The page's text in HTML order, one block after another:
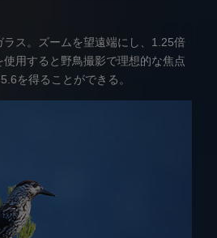
ス。ズームを望遠端にし、1.25倍
用すると野鳥撮影で理想的な焦点
を得ることができる。